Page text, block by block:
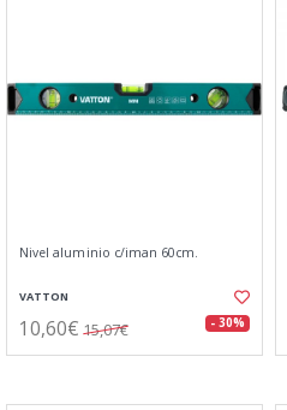
Nivel aluminio c/iman 60cm.
VATTON
10,60€ 15,07€ - 30%